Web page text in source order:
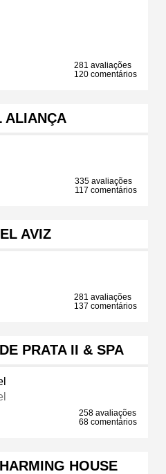
281 avaliações
120 comentários
ALIANÇA
335 avaliações
117 comentários
AVIZ
281 avaliações
137 comentários
PRATA II & SPA
258 avaliações
68 comentários
HOUSE